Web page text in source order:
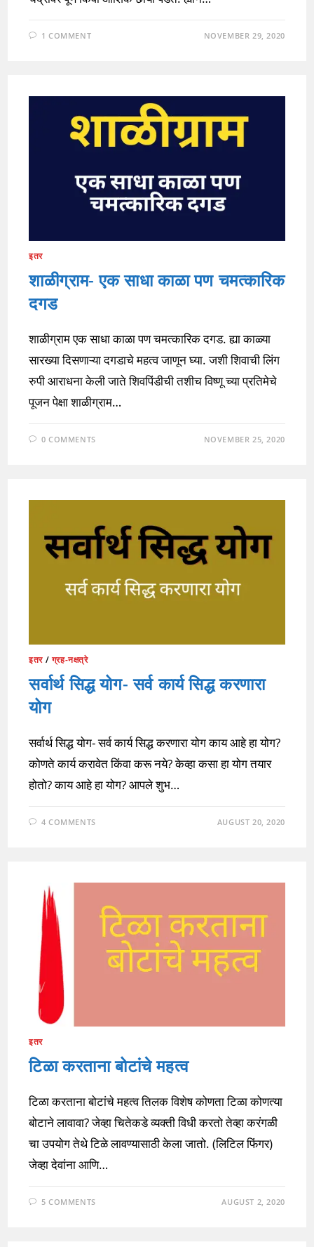
1 COMMENT NOVEMBER 29, 2020
इतर
शाळीग्राम- एक साधा काळा पण चमत्कारिक
दगड
शाळीग्राम एक साधा काळा पण चमत्कारिक दगड. ह्या काळ्या
सारख्या दिसणाऱ्या दगडाचे महत्व जाणून घ्या. जशी शिवाची लिंग
रुपी आराधना केली जाते शिवपिंडीची तशीच विष्णू च्या प्रतिमेचे
पूजन पेक्षा शाळीग्राम…
0 COMMENTS NOVEMBER 25, 2020
इतर / ग्रह-नक्षत्रे
सर्वार्थ सिद्ध योग- सर्व कार्य सिद्ध करणारा
योग
सर्वार्थ सिद्ध योग- सर्व कार्य सिद्ध करणारा योग काय आहे हा योग?
कोणते कार्य करावेत किंवा करू नये? केव्हा कसा हा योग तयार
होतो? काय आहे हा योग? आपले शुभ…
4 COMMENTS AUGUST 20, 2020
इतर
टिळा करताना बोटांचे महत्व
टिळा करताना बोटांचे महत्व तिलक विशेष कोणता टिळा कोणत्या
बोटाने लावावा? जेव्हा चितेकडे व्यक्ती विधी करतो तेव्हा करंगळी
चा उपयोग तेथे टिळे लावण्यासाठी केला जातो. (लिटिल फिंगर)
जेव्हा देवांना आणि…
5 COMMENTS AUGUST 2, 2020